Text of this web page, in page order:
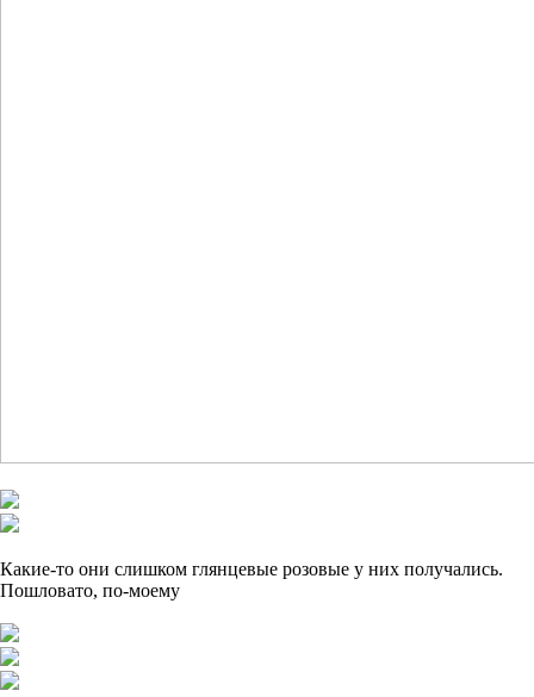
Какие-то они слишком глянцевые розовые у них получались.
Пошловато, по-моему